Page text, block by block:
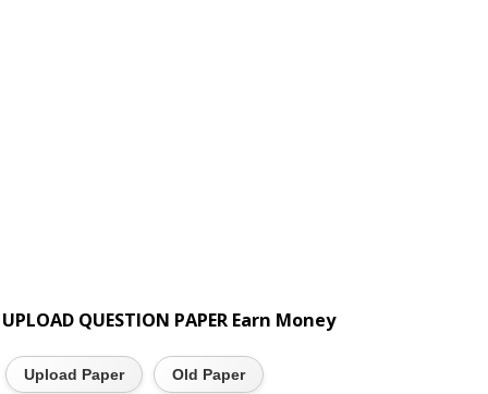
UPLOAD QUESTION PAPER Earn Money
Upload Paper Old Paper